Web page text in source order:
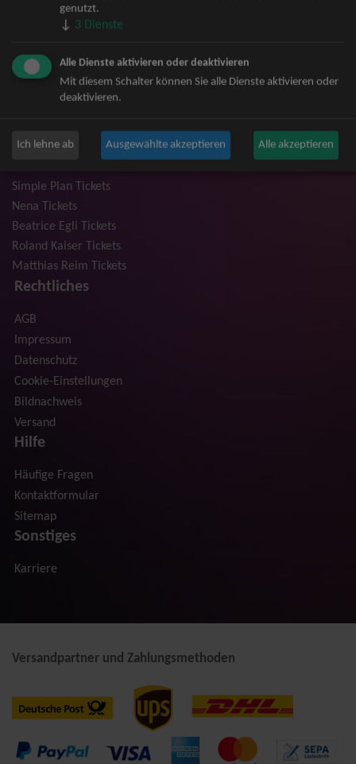
Mark Forster Tickets
The Prodigy Tickets
Niedeckens BAP Tickets
Judas Priest Tickets
Trailerpark & Friends Tickets
Simple Plan Tickets
Nena Tickets
Beatrice Egli Tickets
Roland Kaiser Tickets
Matthias Reim Tickets
Rechtliches
AGB
Impressum
Datenschutz
Cookie-Einstellungen
Bildnachweis
Versand
Hilfe
Häufige Fragen
Kontaktformular
Sitemap
Sonstiges
Karriere
Versandpartner und Zahlungsmethoden
genutzt.
↓ 3 Dienste
Alle Dienste aktivieren oder deaktivieren
Mit diesem Schalter können Sie alle Dienste aktivieren oder
deaktivieren.
Ich lehne ab Ausgewählte akzeptieren Alle akzeptieren